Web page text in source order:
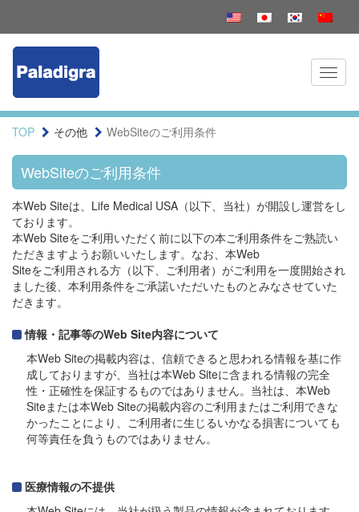
TOP その他 WebSiteのご利用条件
WebSiteのご利用条件
本Web Siteは、Life Medical USA（以下、当社）が開設し運営をし
ております。
本Web Siteをご利用いただく前に以下の本ご利用条件をご熟読い
ただきますようお願いいたします。なお、本Web
Siteをご利用される方（以下、ご利用者）がご利用を一度開始され
ました後、本利用条件をご承諾いただいたものとみなさせていた
だきます。
情報・記事等のWeb Site内容について
本Web Siteの掲載内容は、信頼できると思われる情報を基に作
成しておりますが、当社は本Web Siteに含まれる情報の完全
性・正確性を保証するものではありません。当社は、本Web
Siteまたは本Web Siteの掲載内容のご利用またはご利用できな
かったことにより、ご利用者に生じるいかなる損害についても
何等責任を負うものではありません。
医療情報の不提供